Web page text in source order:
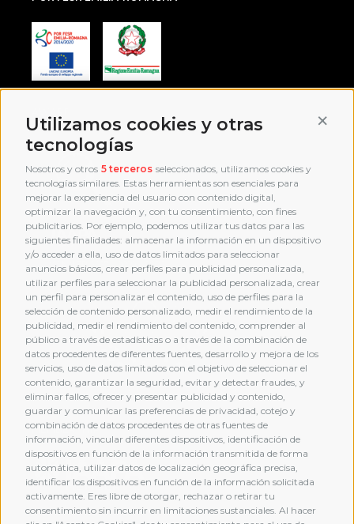
Utilizamos cookies y otras
tecnologías
Nosotros y otros 5 terceros seleccionados, utilizamos cookies y
tecnologías similares. Estas herramientas son esenciales para
mejorar la experiencia del usuario con contenido digital,
optimizar la navegación y, con tu consentimiento, con fines
publicitarios. Por ejemplo, podemos utilizar tus datos para las
siguientes finalidades: almacenar la información en un dispositivo
y/o acceder a ella, uso de datos limitados para seleccionar
anuncios básicos, crear perfiles para publicidad personalizada,
utilizar perfiles para seleccionar la publicidad personalizada, crear
un perfil para personalizar el contenido, uso de perfiles para la
selección de contenido personalizado, medir el rendimiento de la
publicidad, medir el rendimiento del contenido, comprender al
público a través de estadísticas o a través de la combinación de
datos procedentes de diferentes fuentes, desarrollo y mejora de los
servicios, uso de datos limitados con el objetivo de seleccionar el
contenido, garantizar la seguridad, evitar y detectar fraudes, y
eliminar fallos, ofrecer y presentar publicidad y contenido,
guardar y comunicar las preferencias de privacidad, cotejo y
combinación de datos procedentes de otras fuentes de
información, vincular diferentes dispositivos, identificación de
dispositivos en función de la información transmitida de forma
automática, utilizar datos de localización geográfica precisa,
identificar los dispositivos en función de la información solicitada
activamente. Eres libre de otorgar, rechazar o retirar tu
consentimiento sin incurrir en limitaciones sustanciales. Al hacer
MEMBERSHIP